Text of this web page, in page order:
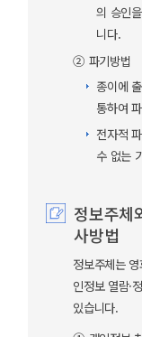
의 승인
니다.
② 파기방법
종이에
통하여
전자적
수 없는
정보주체
사방법
정보주체는
인정보 열람·
있습니다.